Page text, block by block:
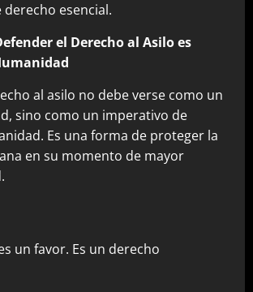
esencial.
el Derecho al Asilo es
al asilo no debe verse como un
sino como un imperativo de
Es una forma de proteger la
en su momento de mayor
un favor. Es un derecho